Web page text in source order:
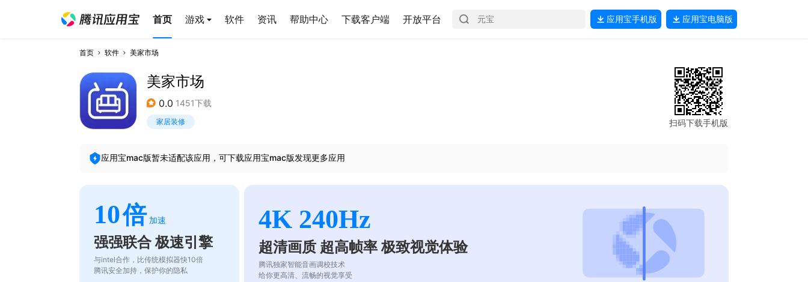
首页 游戏 软件 资讯 帮助中心 下载客户端 开放平台 应用宝手机版 应用宝电脑版
首页 软件 美家市场
美家市场
0.0 1451下载
家居装修 扫码下载手机版
应用宝mac版暂未适配该应用，可下载应用宝mac版发现更多应用
10倍 加速
强强联合 极速引擎
与intel合作，比传统模拟器快10倍
腾讯安全加持，保护你的隐私
4K 240Hz
超清画质 超高帧率 极致视觉体验
腾讯独家智能音画调校技术
给你更高清、流畅的视觉享受